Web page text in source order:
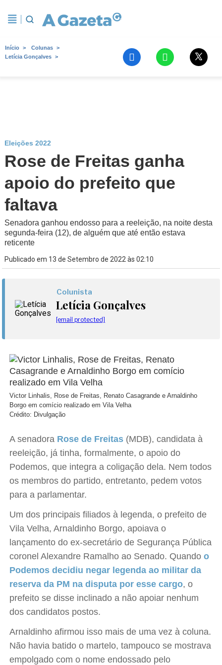
Início
Colunas
Letícia Gonçalves
Eleições 2022
Rose de Freitas ganha
apoio do prefeito que
faltava
Senadora ganhou endosso para a reeleição, na noite desta
segunda-feira (12), de alguém que até então estava
reticente
Publicado em 13 de Setembro de 2022 às 02:10
Colunista
Letícia Gonçalves
[email protected]
Victor Linhalis, Rose de Freitas, Renato Casagrande e Arnaldinho
Borgo em comício realizado em Vila Velha
Crédito: Divulgação
A senadora Rose de Freitas (MDB), candidata à
reeleição, já tinha, formalmente, o apoio do
Podemos, que integra a coligação dela. Nem todos
os membros do partido, entretanto, pedem votos
para a parlamentar.
Um dos principais filiados à legenda, o prefeito de
Vila Velha, Arnaldinho Borgo, apoiava o
lançamento do ex-secretário de Segurança Pública
coronel Alexandre Ramalho ao Senado. Quando o
Podemos decidiu negar legenda ao militar da
reserva da PM na disputa por esse cargo, o
prefeito se disse inclinado a não apoiar nenhum
dos candidatos postos.
Arnaldinho afirmou isso mais de uma vez à coluna.
Não havia batido o martelo, tampouco se mostrava
empolgado com o nome endossado pelo